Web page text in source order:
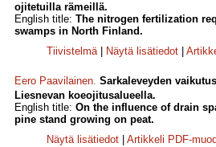
ojitetuilla rämeillä.
English title: The nitrogen fertilization
swamps in North Finland.
Tiivistelmä| Näytä lisätiedot
Eero Paavilainen. Sarkaleveyden
Liesnevan koeojitusalueella.
English title: On the influence of drain
pine stand growing on peat.
Näytä lisätiedot
Artikkeli PDF-